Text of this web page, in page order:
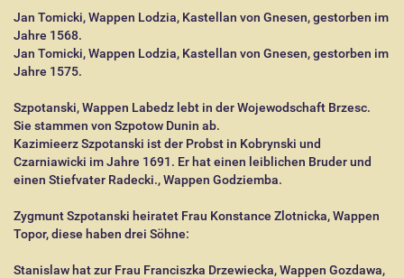
Jan Tomicki, Wappen Lodzia, Kastellan von Gnesen, gestorben im
Jahre 1568.
Jan Tomicki, Wappen Lodzia, Kastellan von Gnesen, gestorben im
Jahre 1575.
Szpotanski, Wappen Labedz lebt in der Wojewodschaft Brzesc.
Sie stammen von Szpotow Dunin ab.
Kazimieerz Szpotanski ist der Probst in Kobrynski und
Czarniawicki im Jahre 1691. Er hat einen leiblichen Bruder und
einen Stiefvater Radecki., Wappen Godziemba.
Zygmunt Szpotanski heiratet Frau Konstance Zlotnicka, Wappen
Topor, diese haben drei Söhne:
Stanislaw hat zur Frau Franciszka Drzewiecka, Wappen Gozdawa,